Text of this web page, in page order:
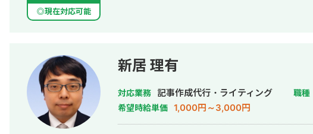
◎現在対応可能
新居 理有
対応業務 記事作成代行・ライティング 職種
希望時給単価 1,000円～3,000円